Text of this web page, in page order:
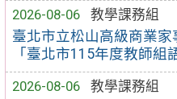
2026-08-06
教學課務組
臺北市立松山高級商業
「臺北市115年度教師組
2026-08-06
教學課務組